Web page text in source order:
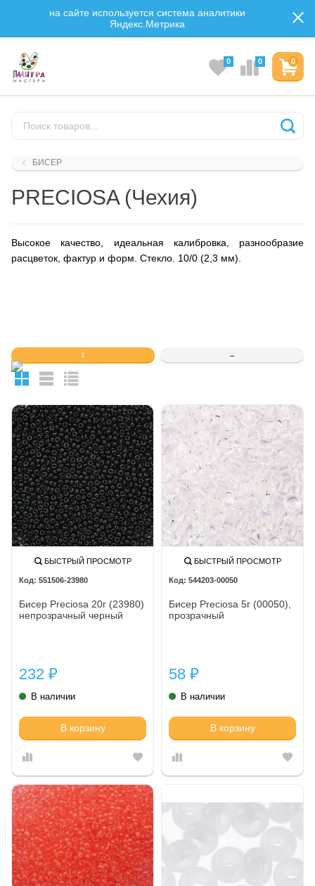
на сайте используется система аналитики
Яндекс.Метрика
0
0 0
БИСЕР
PRECIOSA (Чехия)
Высокое качество, идеальная калибровка, разнообразие
расцветок, фактур и форм. Стекло. 10/0 (2,3 мм).
1 →
БЫСТРЫЙ ПРОСМОТР
551506-23980
Бисер Preciosa 20г (23980)
непрозрачный черный
232 ₽
В наличии
В корзину
БЫСТРЫЙ ПРОСМОТР
544203-00050
Бисер Preciosa 5г (00050),
прозрачный
58 ₽
В наличии
В корзину